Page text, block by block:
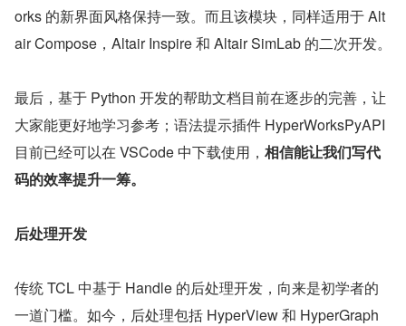
orks 的新界面风格保持一致。而且该模块，同样适用于 Alt
air Compose，Altair Inspire 和 Altair SimLab 的二次开发。
最后，基于 Python 开发的帮助文档目前在逐步的完善，让
大家能更好地学习参考；语法提示插件 HyperWorksPyAPI
目前已经可以在 VSCode 中下载使用， 相信能让我们写代
码的效率提升一筹。
后处理开发
传统 TCL 中基于 Handle 的后处理开发，向来是初学者的
一道门槛。如今，后处理包括 HyperView 和 HyperGraph